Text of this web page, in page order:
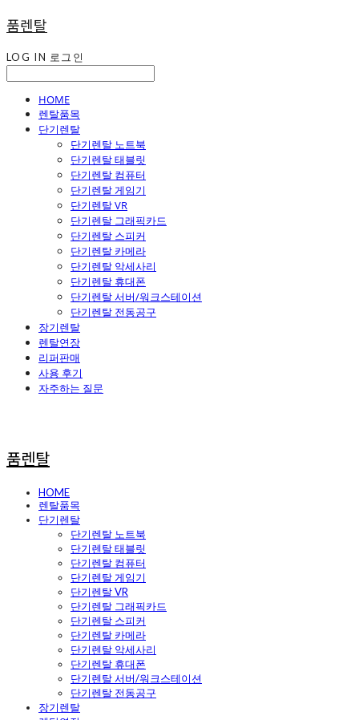
품렌탈
LOG IN 로그인
HOME
렌탈품목
단기렌탈
단기렌탈 노트북
단기렌탈 태블릿
단기렌탈 컴퓨터
단기렌탈 게임기
단기렌탈 VR
단기렌탈 그래픽카드
단기렌탈 스피커
단기렌탈 카메라
단기렌탈 악세사리
단기렌탈 휴대폰
단기렌탈 서버/워크스테이션
단기렌탈 전동공구
장기렌탈
렌탈연장
리퍼판매
사용 후기
자주하는 질문
품렌탈
HOME
렌탈품목
단기렌탈
단기렌탈 노트북
단기렌탈 태블릿
단기렌탈 컴퓨터
단기렌탈 게임기
단기렌탈 VR
단기렌탈 그래픽카드
단기렌탈 스피커
단기렌탈 카메라
단기렌탈 악세사리
단기렌탈 휴대폰
단기렌탈 서버/워크스테이션
단기렌탈 전동공구
장기렌탈